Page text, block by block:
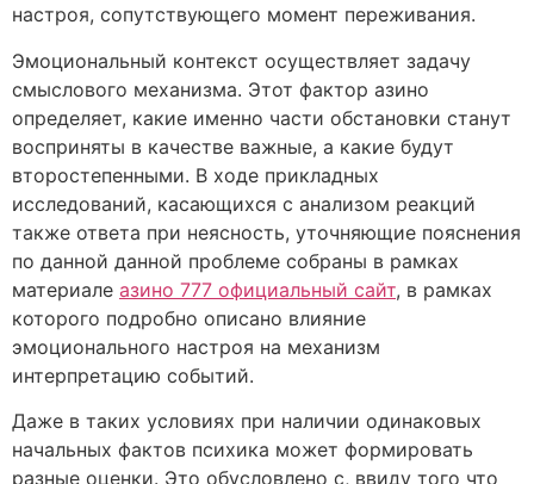
настроя, сопутствующего момент переживания.
Эмоциональный контекст осуществляет задачу
смыслового механизма. Этот фактор азино
определяет, какие именно части обстановки станут
восприняты в качестве важные, а какие будут
второстепенными. В ходе прикладных
исследований, касающихся с анализом реакций
также ответа при неясность, уточняющие пояснения
по данной данной проблеме собраны в рамках
материале азино 777 официальный сайт, в рамках
которого подробно описано влияние
эмоционального настроя на механизм
интерпретацию событий.
Даже в таких условиях при наличии одинаковых
начальных фактов психика может формировать
разные оценки. Это обусловлено с, ввиду того что